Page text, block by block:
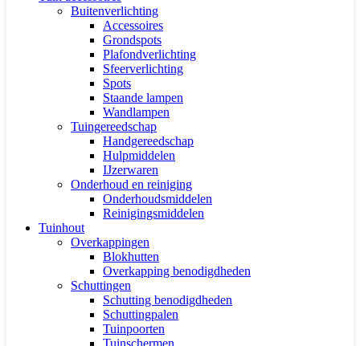
Buitenverlichting
Accessoires
Grondspots
Plafondverlichting
Sfeerverlichting
Spots
Staande lampen
Wandlampen
Tuingereedschap
Handgereedschap
Hulpmiddelen
IJzerwaren
Onderhoud en reiniging
Onderhoudsmiddelen
Reinigingsmiddelen
Tuinhout
Overkappingen
Blokhutten
Overkapping benodigdheden
Schuttingen
Schutting benodigdheden
Schuttingpalen
Tuinpoorten
Tuinschermen